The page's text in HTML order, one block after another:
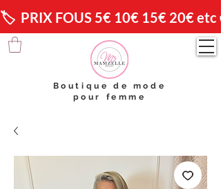
🏷️  PRIX FOUS 5€ 10€ 15€ 20€ etc
Boutique de mode
pour femme